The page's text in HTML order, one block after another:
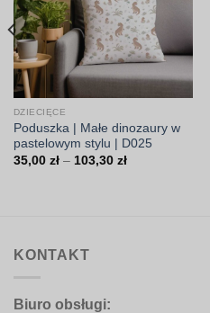
DZIECIĘCE
Poduszka | Małe dinozaury w
pastelowym stylu | D025
35,00 zł – 103,30 złZakres
KONTAKT
Biuro obsługi: